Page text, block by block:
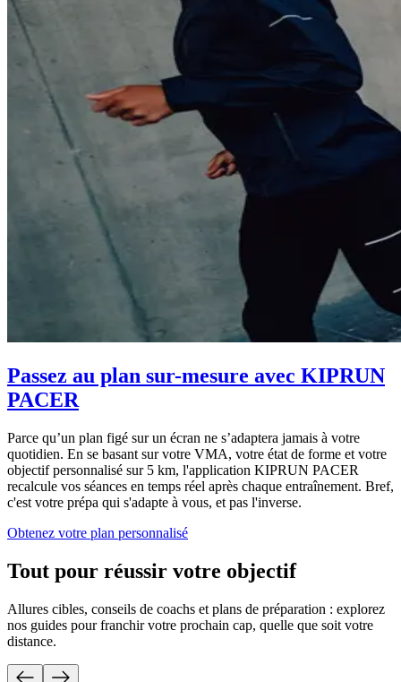
Passez au plan sur-mesure avec KIPRUN
PACER
Parce qu’un plan figé sur un écran ne s’adaptera jamais à votre
quotidien. En se basant sur votre VMA, votre état de forme et votre
objectif personnalisé sur 5 km, l'application KIPRUN PACER
recalcule vos séances en temps réel après chaque entraînement. Bref,
c'est votre prépa qui s'adapte à vous, et pas l'inverse.
Obtenez votre plan personnalisé
Tout pour réussir votre objectif
Allures cibles, conseils de coachs et plans de préparation : explorez
nos guides pour franchir votre prochain cap, quelle que soit votre
distance.